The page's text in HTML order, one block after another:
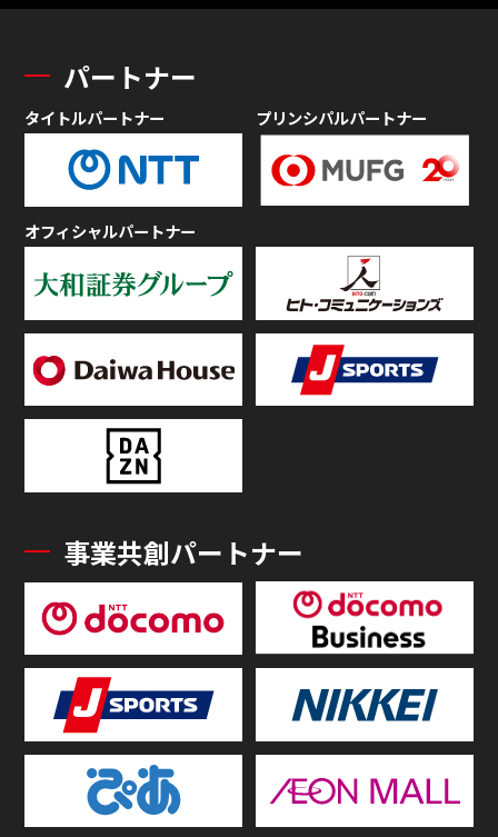
パートナー
タイトルパートナー プリンシパルパートナー
オフィシャルパートナー
事業共創パートナー